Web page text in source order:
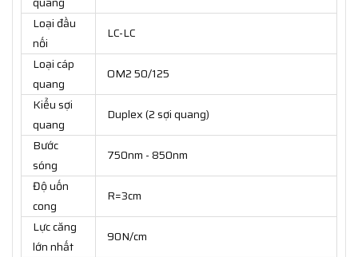
Loại đầu
nối
LC-LC
Loại cáp
quang
OM2 50/125
Kiểu sợi
quang
Duplex (2 sợi quang)
Bước
sóng
750nm - 850nm
Độ uốn
cong
R=3cm
Lực căng
lớn nhất
90N/cm